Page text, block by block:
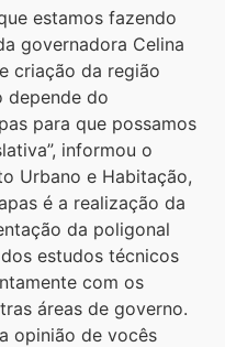
estamos fazendo
governadora Celina
criação da região
depende do
para que possamos
informou o
Urbano e Habitação,
é a realização da
da poligonal
estudos técnicos
com os
áreas de governo.
opinião de vocês